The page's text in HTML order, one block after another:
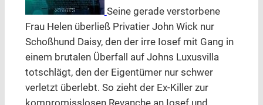
Seine gerade verstorbene
Frau Helen überließ Privatier John Wick nur
Schoßhund Daisy, den der irre Iosef mit Gang in
einem brutalen Überfall auf Johns Luxusvilla
totschlägt, den der Eigentümer nur schwer
verletzt überlebt. So zieht der Ex-Killer zur